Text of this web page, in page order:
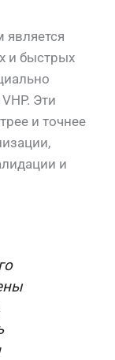
и быстрых
Эти
и точнее
и